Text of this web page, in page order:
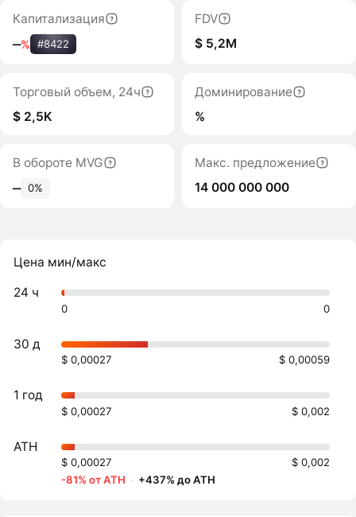
Капитализация
‒% #8422
FDV
$ 5,2M
Торговый объем, 24ч
$ 2,5K
Доминирование
%
В обороте MVG
‒ 0%
Макс. предложение
14 000 000 000
Цена мин/макс
24 ч
0 0
30 д
$ 0,00027 $ 0,00059
1 год
$ 0,00027 $ 0,002
ATH
$ 0,00027
$ 0,002
-81% от ATH · +437% до ATH